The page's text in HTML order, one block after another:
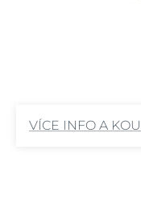
VÍCE INFO A